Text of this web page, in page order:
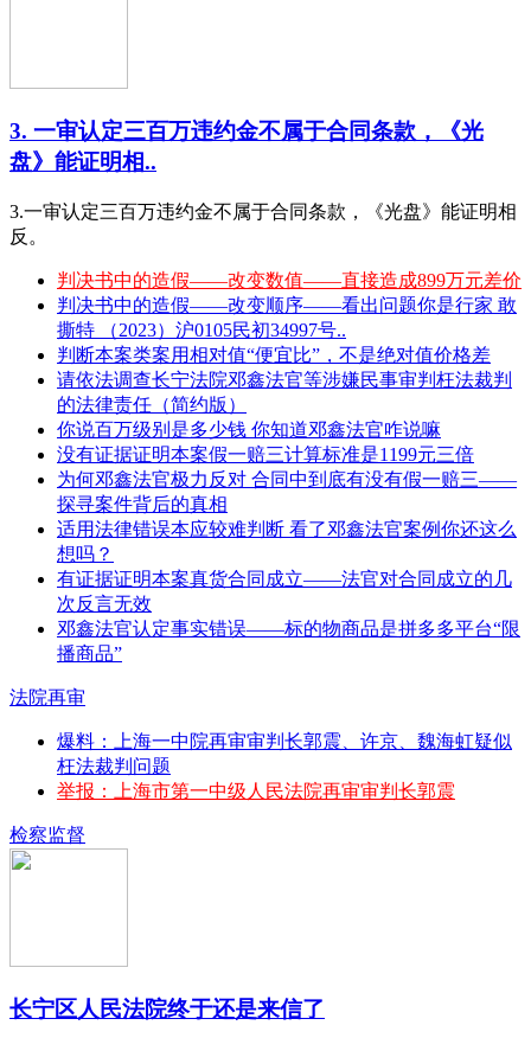
3. 一审认定三百万违约金不属于合同条款，《光
盘》能证明相..
3.一审认定三百万违约金不属于合同条款，《光盘》能证明相
反。
判决书中的造假——改变数值——直接造成899万元差价
判决书中的造假——改变顺序——看出问题你是行家 敢
撕特 （2023）沪0105民初34997号..
判断本案类案用相对值“便宜比”，不是绝对值价格差
请依法调查长宁法院邓鑫法官等涉嫌民事审判枉法裁判
的法律责任（简约版）
你说百万级别是多少钱 你知道邓鑫法官咋说嘛
没有证据证明本案假一赔三计算标准是1199元三倍
为何邓鑫法官极力反对 合同中到底有没有假一赔三——
探寻案件背后的真相
适用法律错误本应较难判断 看了邓鑫法官案例你还这么
想吗？
有证据证明本案真货合同成立——法官对合同成立的几
次反言无效
邓鑫法官认定事实错误——标的物商品是拼多多平台“限
播商品”
法院再审
爆料：上海一中院再审审判长郭震、许京、魏海虹疑似
枉法裁判问题
举报：上海市第一中级人民法院再审审判长郭震
检察监督
长宁区人民法院终于还是来信了